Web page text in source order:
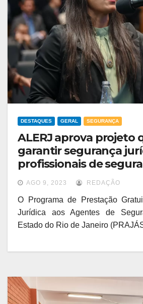
DESTAQUES GERAL SEGURANÇA
ALERJ aprova projeto
garantir segurança
profissionais de
AGO 9, 2023 REDAÇÃO
O Programa de Prestação
Jurídica aos Agentes de
Estado do Rio de Janeiro